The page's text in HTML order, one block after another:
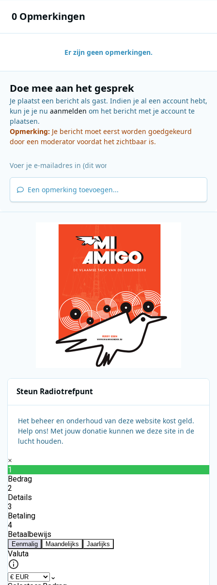
0 Opmerkingen
Er zijn geen opmerkingen.
Doe mee aan het gesprek
Je plaatst een bericht als gast. Indien je al een account hebt,
kun je je nu aanmelden om het bericht met je account te
plaatsen.
Opmerking: Je bericht moet eerst worden goedgekeurd
door een moderator voordat het zichtbaar is.
Een opmerking toevoegen...
Steun Radiotrefpunt
Het beheer en onderhoud van deze website kost geld.
Help ons! Met jouw donatie kunnen we deze site in de
lucht houden.